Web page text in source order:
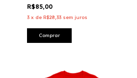
R$85,00
3 x de R$28,33 sem juros
Comprar